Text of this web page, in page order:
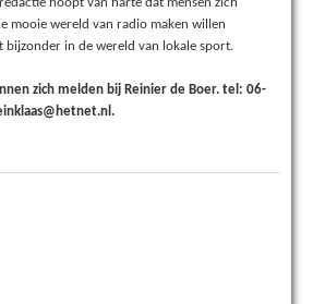
mooie wereld van radio maken willen
bijzonder in de wereld van lokale sport.
zich melden bij Reinier de Boer. tel: 06-